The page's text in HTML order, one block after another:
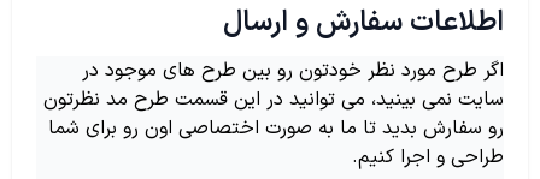
اطلاعات سفارش و ارسال
اگر طرح مورد نظر خودتون رو بین طرح های موجود در
سایت نمی بینید، می توانید در این قسمت طرح مد نظرتون
رو سفارش بدید تا ما به صورت اختصاصی اون رو برای شما
طراحی و اجرا کنیم.